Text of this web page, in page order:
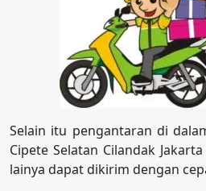
Selain itu pengantaran di
Cipete Selatan Cilandak
lainya dapat dikirim dengan